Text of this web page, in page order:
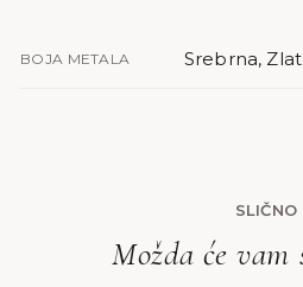
BOJA METALA Srebrna,
SLIČNO
Možda će vam